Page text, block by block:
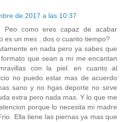
de 2017 a las 10:37
Peo como eres capaz de acabar
es un mes , dos o cuanto tiempo?
en nada pero ya sabes que
que sean a mi me encantan
con la piel. en cuanto al
no puedo estar mas de acuerdo
sano y no hgas deporte no sirve
extra pero nada mas. Y lo que me
porque lo necesita mi madre
Ella tiene las piernas ya mas que